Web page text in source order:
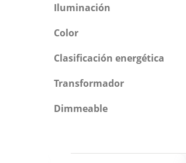
Iluminación
Color
Clasificación energética
Transformador
Dimmeable